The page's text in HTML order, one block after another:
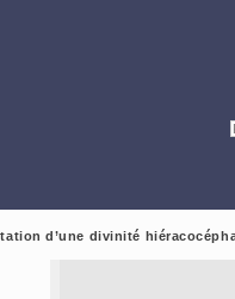
d’une divinité